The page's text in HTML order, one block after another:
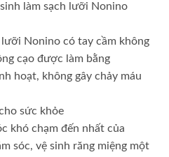
làm sạch lưỡi Nonino
Nonino có tay cầm không
cạo được làm bằng
hoạt, không gây chảy máu
sức khỏe
khó chạm đến nhất của
sóc, vệ sinh răng miệng một